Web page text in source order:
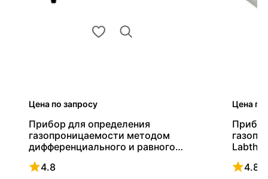
Цена по запросу
Прибор для определения
газопроницаемости методом
дифференциального и равного
давления Labthink DM2/330
4.8
Рейтинг 4.8 из 5
Цена по
4.8